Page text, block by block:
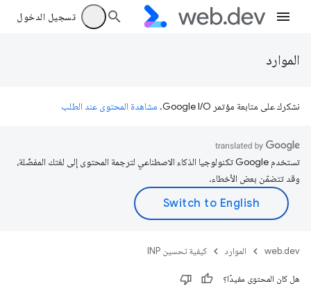
تسجيل الدخول
الموارد
نشكرك على متابعة مؤتمر Google I/O. مشاهدة المحتوى عند الطلب
تستخدم Google تكنولوجيا الذكاء الاصطناعي لترجمة المحتوى إلى لغتك المفضّلة،
وقد تتضمّن بعض الأخطاء.
web.dev الموارد كيفية تحسين INP
هل كان المحتوى مفيدًا؟